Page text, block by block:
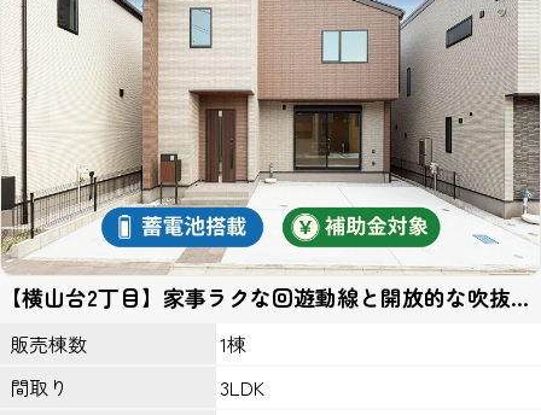
個人情報の開示
当社がお預かりした個人情報は、下記のいずれかに該当する場合を
除いていかなる第三者にも開示いたしません。
１、お客様の同意がある場合。
２、法令の規定に基づく、裁判所等の命令・請求によるとき。
３、警察等の捜査協力のため。
４、当サイトに個人情報の収集にあたり掲示された規約等により、
特段の定めがあるとき。
第三者とのリンク
当サイトの第三者とのリンクにおいて、リンク先サイト内において
ません。
ＩＰアドレスについて
【横山台2丁目】家事ラクな回遊動線と開放的な吹抜け
販売棟数
1棟
間取り
3LDK